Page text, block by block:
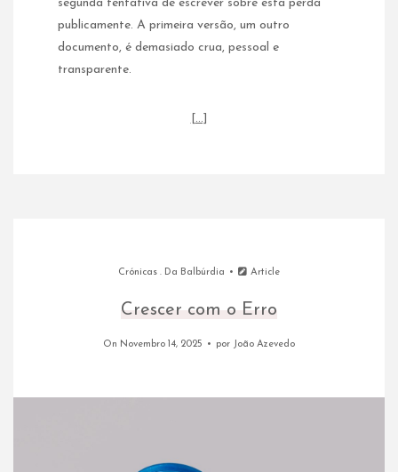
segunda tentativa de escrever sobre esta perda
publicamente. A primeira versão, um outro
documento, é demasiado crua, pessoal e
transparente.
[…]
Crónicas. Da Balbúrdia Article
Crescer com o Erro
On Novembro 14, 2025 por João Azevedo